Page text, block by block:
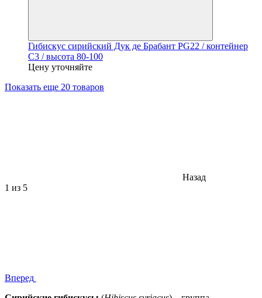
Гибискус сирийский Дук де Брабант PG22 / контейнер
C3 / высота 80-100
Цену уточняйте
Показать еще 20 товаров
Назад
1 из 5
Вперед